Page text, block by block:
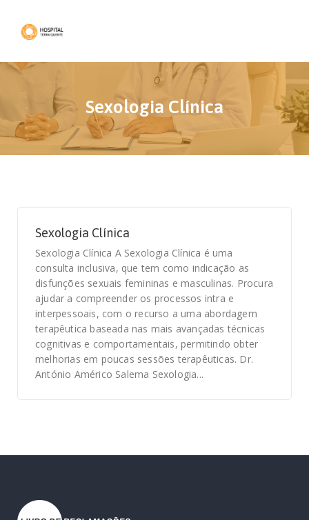
Sexologia Clínica
Sexologia Clínica
Sexologia Clínica A Sexologia Clínica é uma
consulta inclusiva, que tem como indicação as
disfunções sexuais femininas e masculinas. Procura
ajudar a compreender os processos intra e
interpessoais, com o recurso a uma abordagem
terapêutica baseada nas mais avançadas técnicas
cognitivas e comportamentais, permitindo obter
melhorias em poucas sessões terapêuticas. Dr.
António Américo Salema Sexologia...